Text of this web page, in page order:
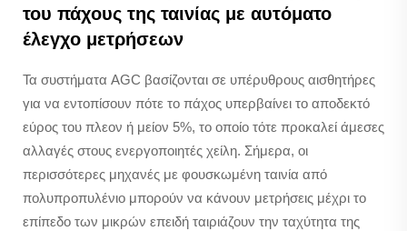
του πάχους της ταινίας με αυτόματο
έλεγχο μετρήσεων
Τα συστήματα AGC βασίζονται σε υπέρυθρους αισθητήρες
για να εντοπίσουν πότε το πάχος υπερβαίνει το αποδεκτό
εύρος του πλεον ή μείον 5%, το οποίο τότε προκαλεί άμεσες
αλλαγές στους ενεργοποιητές χείλη. Σήμερα, οι
περισσότερες μηχανές με φουσκωμένη ταινία από
πολυπροπυλένιο μπορούν να κάνουν μετρήσεις μέχρι το
επίπεδο των μικρών επειδή ταιριάζουν την ταχύτητα της